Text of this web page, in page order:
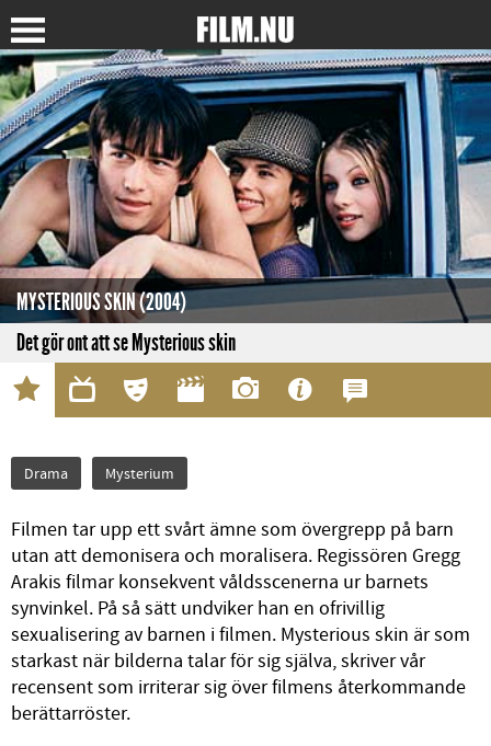
MYSTERIOUS SKIN (2004)
Det gör ont att se Mysterious skin
Drama Mysterium
Filmen tar upp ett svårt ämne som övergrepp på barn
utan att demonisera och moralisera. Regissören Gregg
Arakis filmar konsekvent våldsscenerna ur barnets
synvinkel. På så sätt undviker han en ofrivillig
sexualisering av barnen i filmen. Mysterious skin är som
starkast när bilderna talar för sig själva, skriver vår
recensent som irriterar sig över filmens återkommande
berättarröster.